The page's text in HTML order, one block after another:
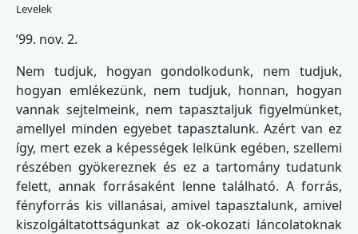
Levelek
’99. nov. 2.
Nem tudjuk, hogyan gondolkodunk, nem tudjuk,
hogyan emlékezünk, nem tudjuk, honnan, hogyan
vannak sejtelmeink, nem tapasztaljuk figyelmünket,
amellyel minden egyebet tapasztalunk. Azért van ez
így, mert ezek a képességek lelkünk egében, szellemi
részében gyökereznek és ez a tartomány tudatunk
felett, annak forrásaként lenne található. A forrás,
fényforrás kis villanásai, amivel tapasztalunk, amivel
kiszolgáltatottságunkat az ok-okozati láncolatoknak